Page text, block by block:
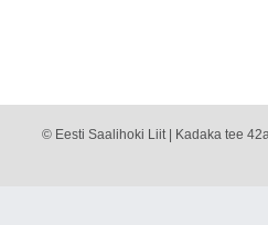
© Eesti Saalihoki Liit | Kadaka tee